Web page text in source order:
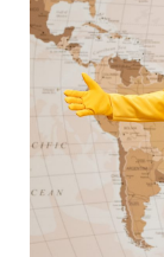
Pressekontakt